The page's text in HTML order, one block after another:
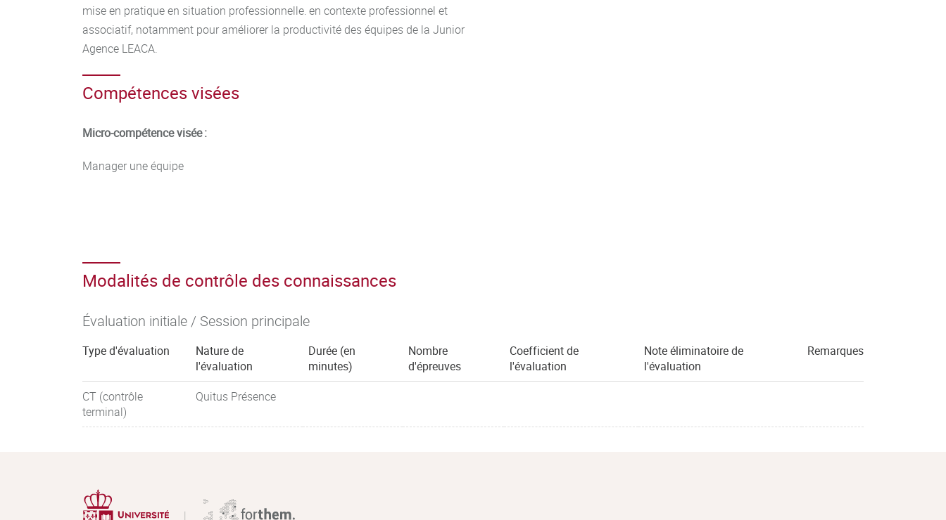
mise en pratique en situation professionnelle. en contexte professionnel et
associatif, notamment pour améliorer la productivité des équipes de la Junior
Agence LEACA.
Compétences visées
Micro-compétence visée :
Manager une équipe
Modalités de contrôle des connaissances
Évaluation initiale / Session principale
Type d'évaluation
Nature de
l'évaluation
Durée (en
minutes)
Nombre
d'épreuves
Coefficient de
l'évaluation
Note éliminatoire de
l'évaluation
Remarques
CT (contrôle
terminal)
Quitus Présence